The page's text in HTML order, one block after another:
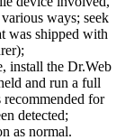
ways; seek
was shipped with
install the Dr.Web
and run a full
recommended for
detected;
as normal.